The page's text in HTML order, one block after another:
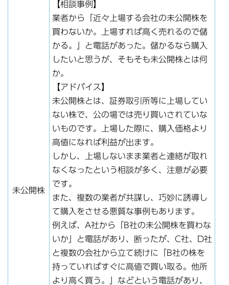
未公開株
【相談事例】
業者から「近々上場する会社の未公開株を
買わないか。上場すれば高く売れるので儲
かる。」と電話があった。儲かるなら購入
したいと思うが、そもそも未公開株とは何
か。
【アドバイス】
未公開株とは、証券取引所等に上場してい
ない株で、公の場では売り買いされていな
いものです。上場した際に、購入価格より
高値になれば利益が出ます。
しかし、上場しないまま業者と連絡が取れ
なくなったという相談が多く、注意が必要
です。
また、複数の業者が共謀し、巧妙に誘導し
て購入をさせる悪質な事例もあります。
例えば、A社から「B社の未公開株を買わな
いか」と電話があり、断ったが、C社、D社
と複数の会社から立て続けに「B社の株を
持っていればすぐに高値で買い取る。他所
より高く買う。」などという電話があり、